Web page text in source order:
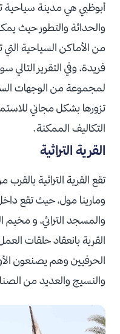
أبوظبي هي مدينة سياحية
والحداثة والتطور حيث
من الأماكن السياحية
فريدة، وفي التقرير
لمجموعة من الوجهات
تزورها بشكل مجاني
التكاليف الممكنة.
القرية التراثية
تقع القرية التراثية
ومارينا مول، حيث تقع
والمسجد التراثي، و مخيم
القرية بانعقاد حلقات
الحرفيين وهم يصنعون
والنسيج والعديد من